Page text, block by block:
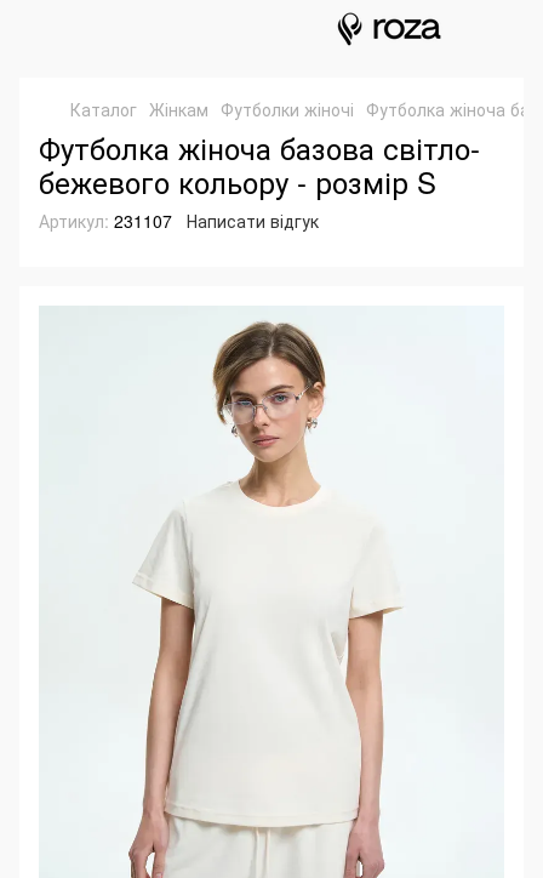
Каталог Жінкам Футболки жіночі Футболка жіноча
Футболка жіноча базова світло-
бежевого кольору - розмір S
Артикул: 231107 Написати відгук